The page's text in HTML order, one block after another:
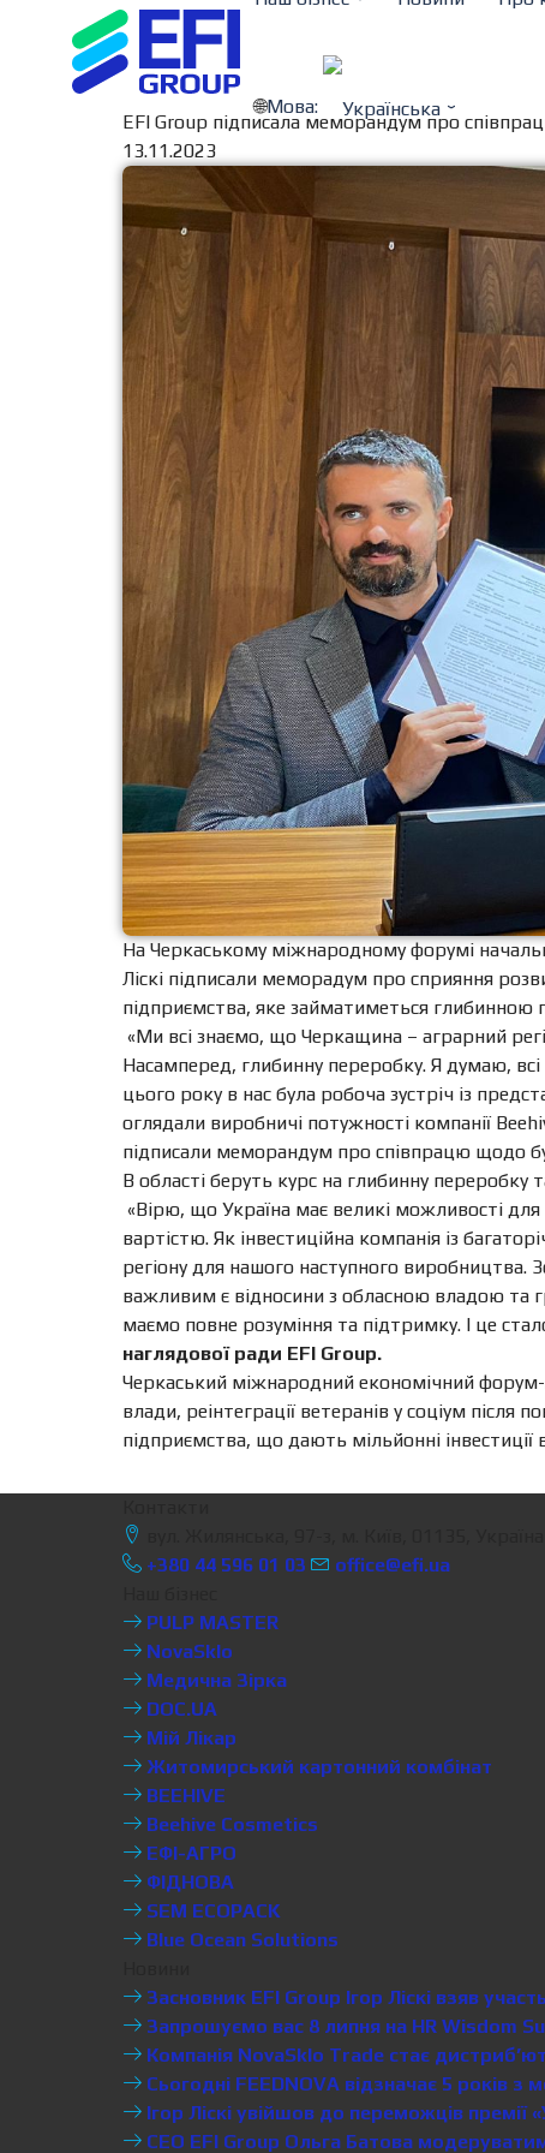
Мова:
EFI Group підписала меморандум про
13.11.2023
На Черкаському міжнародному форумі
Ліскі підписали меморадум про сприяння
підприємства, яке займатиметься глибинною
«Ми всі знаємо, що Черкащина – аграрний
Насамперед, глибинну переробку. Я думаю, всі
цього року в нас була робоча зустріч із
оглядали виробничі потужності компанії
підписали меморандум про співпрацю щодо
В області беруть курс на глибинну переробку
«Вірю, що Україна має великі можливості
вартістю. Як інвестиційна компанія із
регіону для нашого наступного
важливим є відносини з обласною владою та
маємо повне розуміння та підтримку. І це
наглядової ради EFI Group.
Черкаський міжнародний економічний форум-
влади, реінтеграції ветеранів у соціум
підприємства, що дають мільйонні
+380 44 596 01 03
office@efi.ua
PULP MASTER
NovaSklo
Медична Зірка
DOC.UA
Мій Лікар
Житомирський картонний комбінат
BEEHIVE
Beehive Cosmetics
ЕФІ-АГРО
ФІДНОВА
SEM ECOPACK
Blue Ocean Solutions
Засновник EFI Group Ігор Ліскі взяв
Запрошуємо вас 8 липня на HR Wisdom
Компанія NovaSklo Trade стає
Сьогодні FEEDNOVA відзначає 5 років з
Ігор Ліскі увійшов до переможців премії
CEO EFI Group Ольга Батова